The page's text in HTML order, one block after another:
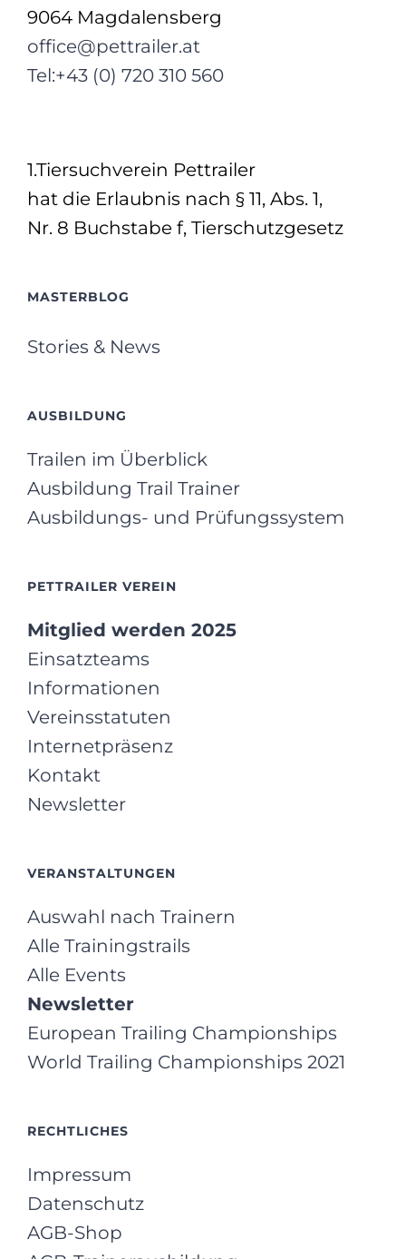
9064 Magdalensberg
office@pettrailer.at
Tel:+43 (0) 720 310 560
1.Tiersuchverein Pettrailer
hat die Erlaubnis nach § 11, Abs. 1,
Nr. 8 Buchstabe f, Tierschutzgesetz
MASTERBLOG
Stories & News
AUSBILDUNG
Trailen im Überblick
Ausbildung Trail Trainer
Ausbildungs- und Prüfungssystem
PETTRAILER VEREIN
Mitglied werden 2025
Einsatzteams
Informationen
Vereinsstatuten
Internetpräsenz
Kontakt
Newsletter
VERANSTALTUNGEN
Auswahl nach Trainern
Alle Trainingstrails
Alle Events
Newsletter
European Trailing Championships
World Trailing Championships 2021
RECHTLICHES
Impressum
Datenschutz
AGB-Shop